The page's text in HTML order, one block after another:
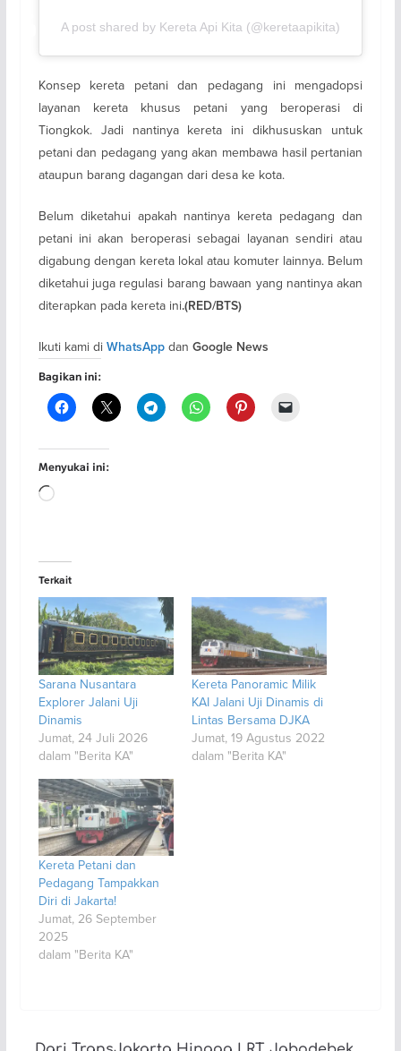
A post shared by Kereta Api Kita (@keretaapikita)
Konsep kereta petani dan pedagang ini mengadopsi
layanan kereta khusus petani yang beroperasi di
Tiongkok. Jadi nantinya kereta ini dikhususkan untuk
petani dan pedagang yang akan membawa hasil pertanian
ataupun barang dagangan dari desa ke kota.
Belum diketahui apakah nantinya kereta pedagang dan
petani ini akan beroperasi sebagai layanan sendiri atau
digabung dengan kereta lokal atau komuter lainnya. Belum
diketahui juga regulasi barang bawaan yang nantinya akan
diterapkan pada kereta ini.(RED/BTS)
Ikuti kami di WhatsAppdan Google News
Bagikan ini:
Menyukai ini:
Memuat...
Terkait
Sarana Nusantara
Explorer Jalani Uji
Dinamis
Jumat, 24 Juli 2026
dalam "Berita KA"
Kereta Panoramic Milik
KAI Jalani Uji Dinamis di
Lintas Bersama DJKA
Jumat, 19 Agustus 2022
dalam "Berita KA"
Kereta Petani dan
Pedagang Tampakkan
Diri di Jakarta!
Jumat, 26 September
2025
dalam "Berita KA"